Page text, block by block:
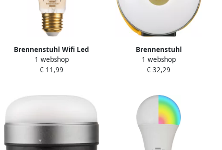
Brennenstuhl Wifi Led
Lamp Standaard 4 9W
490Lm E27 2200K
1 webshop
€ 11,99
Brennenstuhl
Batterijgedreven LED-lamp
voor buitenshuis OLI 0300 A
1 webshop
€ 32,29